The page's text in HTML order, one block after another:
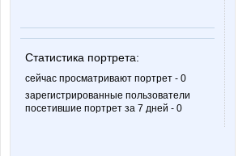
Статистика портрета:
сейчас просматривают портрет - 0
зарегистрированные пользователи
посетившие портрет за 7 дней - 0